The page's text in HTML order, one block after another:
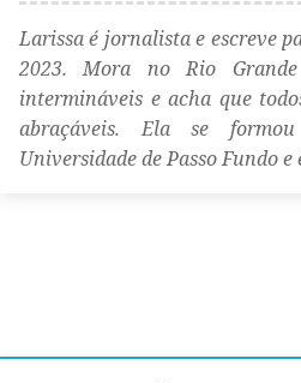
Larissa é jornalista e escreve
2023. Mora no Rio
intermináveis e acha que
abraçáveis. Ela se
Universidade de Passo Fundo e